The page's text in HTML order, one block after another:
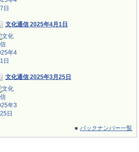
文化通信 2025年4月1日
文化通信 2025年3月25日
バックナンバー一覧